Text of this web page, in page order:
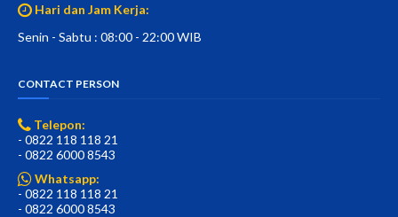
Hari dan Jam Kerja:
Senin - Sabtu : 08:00 - 22:00 WIB
CONTACT PERSON
Telepon:
- 0822 118 118 21
- 0822 6000 8543
Whatsapp:
- 0822 118 118 21
- 0822 6000 8543